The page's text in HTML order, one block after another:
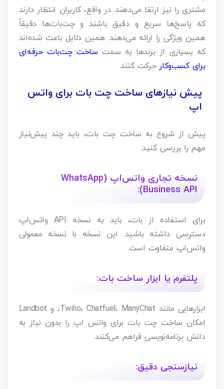
مشتری را نیز ارتقا می‌دهند. در واقع، کاربران انتظار دارند
که پاسخ‌ها سریع و دقیق باشند و چت‌بات‌ها دقیقاً
همین ویژگی را ارائه می‌دهند. همین دلایل باعث شده‌اند
که بسیاری از برندها به سمت ساخت چت‌بات حرفه‌ای
برای کسب‌وکار حرکت کنند.
پیش‌ نیازهای ساخت چت بات برای واتس
اپ
پیش از شروع به ساخت چت بات، باید چند پیش‌نیاز
مهم را بررسی کنید:
نسخه تجاری واتس‌اپ (WhatsApp
Business API):
برای استفاده از بات، باید به نسخه API واتس‌اپ
دسترسی داشته باشید. این نسخه با نسخه معمولی
واتس‌اپ متفاوت است.
پلتفرم یا ابزار ساخت بات:
ابزارهایی مانند Twilio، Chatfuel، ManyChat، و Landbot
امکان ساخت چت بات برای واتس اپ را بدون نیاز به
دانش برنامه‌نویسی فراهم می‌کنند.
نیازسنجی دقیق: